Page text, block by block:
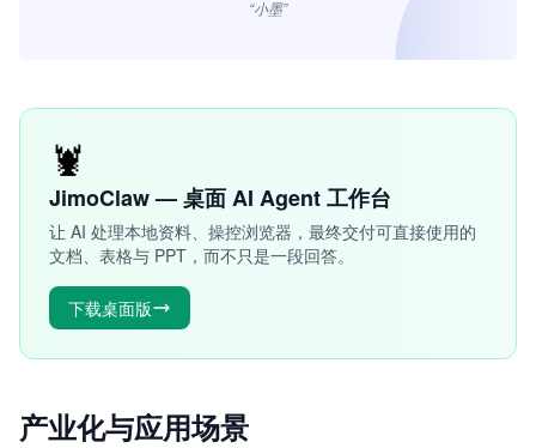
“小墨”
🦞
JimoClaw — 桌面 AI Agent 工作台
让 AI 处理本地资料、操控浏览器，最终交付可直接使用的
文档、表格与 PPT，而不只是一段回答。
下载桌面版
产业化与应用场景